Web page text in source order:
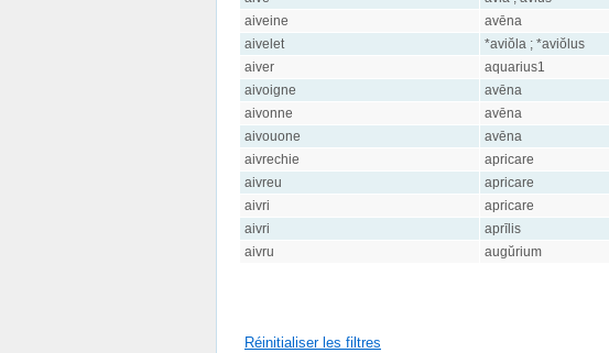
aiveine
avēna
aivelet
*aviŏla ; *aviŏlus
aiver
aquarius1
aivoigne
avēna
aivonne
avēna
aivouone
avēna
aivrechie
apricare
aivreu
apricare
aivri
apricare
aivri
aprīlis
aivru
augŭrium
Réinitialiser les filtres